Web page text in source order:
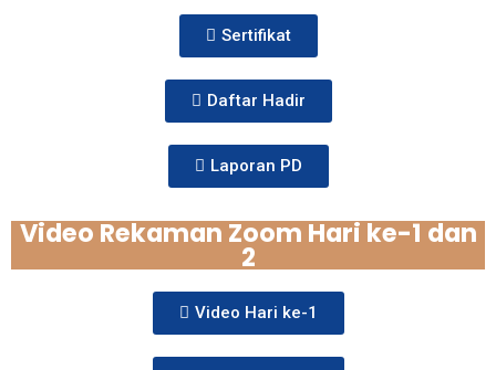
Sertifikat
Daftar Hadir
Laporan PD
Video Rekaman Zoom Hari ke-1 dan
2
Video Hari ke-1